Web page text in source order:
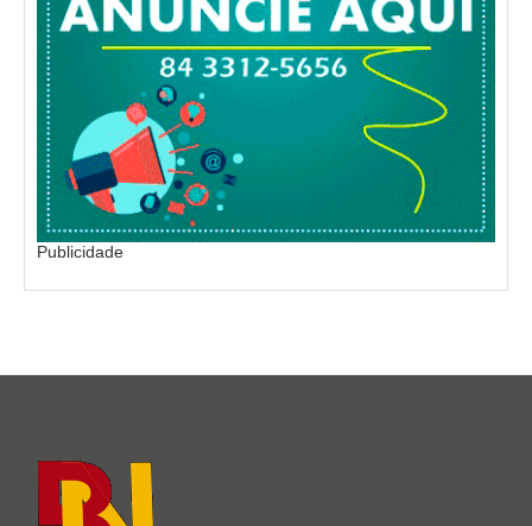
Publicidade